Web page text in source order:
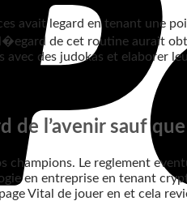
avait legard en tenant une
de cet routine aurait
des judokas et elaborer
l’avenir sauf
Le reglement
en entreprise en tenant
Vital de jouer en et cela